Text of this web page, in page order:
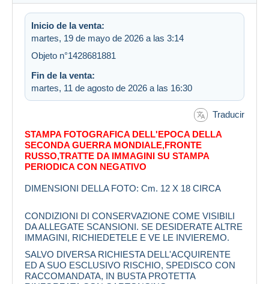
Inicio de la venta:
martes, 19 de mayo de 2026 a las 3:14
Objeto n°1428681881
Fin de la venta:
martes, 11 de agosto de 2026 a las 16:30
Traducir
STAMPA FOTOGRAFICA DELL'EPOCA DELLA
SECONDA GUERRA MONDIALE,FRONTE
RUSSO,TRATTE DA IMMAGINI SU STAMPA
PERIODICA CON NEGATIVO
DIMENSIONI DELLA FOTO: Cm. 12 X 18 CIRCA
CONDIZIONI DI CONSERVAZIONE COME VISIBILI
DA ALLEGATE SCANSIONI. SE DESIDERATE ALTRE
IMMAGINI, RICHIEDETELE E VE LE INVIEREMO.
SALVO DIVERSA RICHIESTA DELL'ACQUIRENTE
ED A SUO ESCLUSIVO RISCHIO, SPEDISCO CON
RACCOMANDATA, IN BUSTA PROTETTA